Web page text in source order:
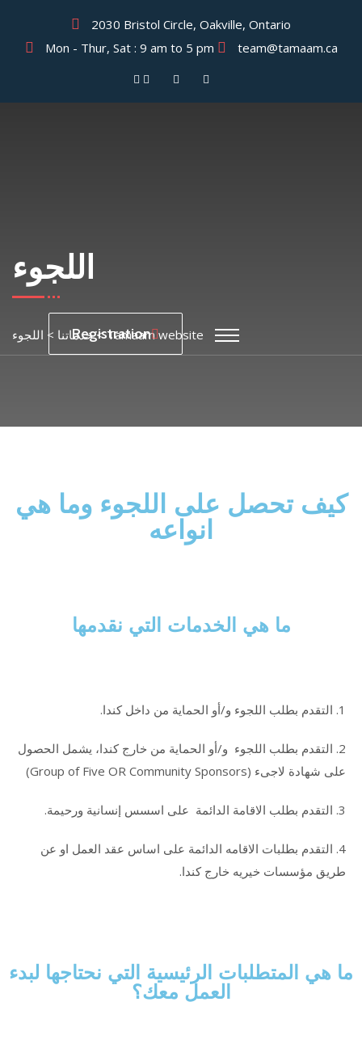
2030 Bristol Circle, Oakville, Ontario
team@tamaam.ca
Mon - Thur, Sat : 9 am to 5 pm
Registration
اللجوء
Tamaam website
>خدماتنا > اللجوء
كيف تحصل على اللجوء وما هي
انواعه
ما هي الخدمات التي نقدمها
1. ا لتقدم بطلب اللجوء و/أو الحماية من داخل كندا.
2. ا لتقدم بطلب اللجوء و/أو الحماية من خارج كندا، يشمل الحصول
على شهادة لاجىء (Group of Five OR Community Sponsors)
3. ا لتقدم بطلب الاقامة الدائمة على اسسس إنسانية ورحيمة.
4. ا لتقدم بطلبات الاقامه الدائمة على اساس عقد العمل او عن
طريق مؤسسات خيريه خارج كندا.
ما هي المتطلبات الرئيسية التي نحتاجها لبدء
العمل معك؟